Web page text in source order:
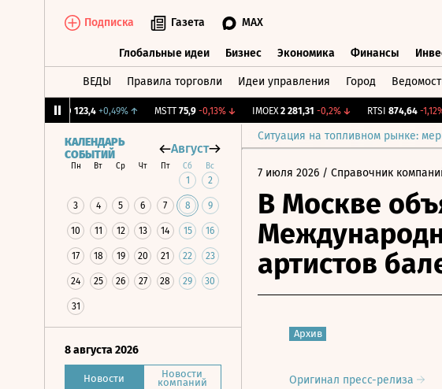
Подписка Газета MAX
Глобальные идеи Бизнес Экономика Финансы
ВЕДЫ Правила торговли Идеи управления Город
123,4 +0,49%↑ MSTT 75,9 -0,13% ↓ IMOEX 2 281,31 -0,2%↓ RTSI 874,64 -1,12% ↓
Ситуация на топливном рынке:
КАЛЕНДАРЬ
СОБЫТИЙ
Август
Пн Вт Ср Чт Пт Сб Вс
1 2
3 4 5 6 7 8 9
10 11 12 13 14 15 16
17 18 19 20 21 22 23
24 25 26 27 28 29 30
31
8 августа 2026
Новости Новости
компаний
7 июля 2026 / Справочник
В Москве
артистов
Архив
Оригинал пресс-релиза